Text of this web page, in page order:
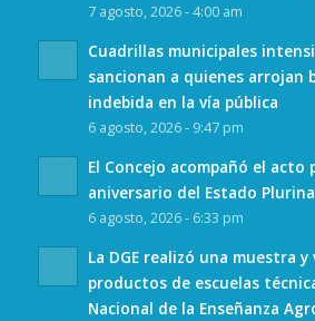
7 agosto, 2026 - 4:00 am
Cuadrillas municipales
sancionan a quienes arrojan
indebida en la vía pública
6 agosto, 2026 - 9:47 pm
El Concejo acompañó el acto
aniversario del Estado
6 agosto, 2026 - 6:33 pm
La DGE realizó una muestra
productos de escuelas
Nacional de la Enseñanza